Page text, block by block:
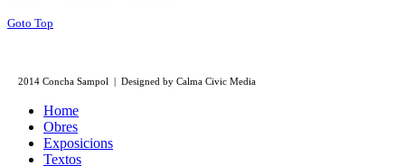
Goto Top
2014 Concha Sampol | Designed by Calma Civic Media
Home
Obres
Exposicions
Textos